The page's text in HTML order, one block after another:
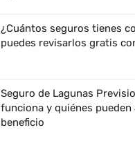
¿Cuántos seguros tienes
puedes revisarlos gratis
Seguro de Lagunas
funciona y quiénes pueden
beneficio